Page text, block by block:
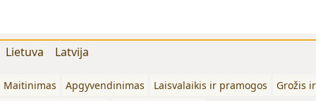
Lietuva Latvija
Maitinimas Apgyvendinimas Laisvalaikis ir pramogos
Grožis